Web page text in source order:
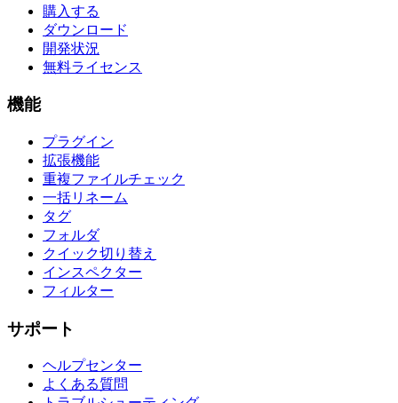
購入する
ダウンロード
開発状況
無料ライセンス
機能
プラグイン
拡張機能
重複ファイルチェック
一括リネーム
タグ
フォルダ
クイック切り替え
インスペクター
フィルター
サポート
ヘルプセンター
よくある質問